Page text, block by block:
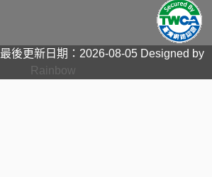
最後更新日期：2026-08-05 Designed by
Rainbow